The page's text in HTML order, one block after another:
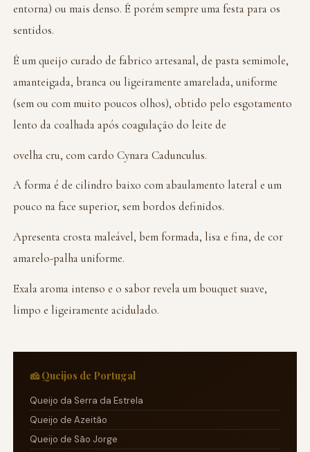
entorna) ou mais denso. É porém sempre uma festa para os
sentidos.
É um queijo curado de fabrico artesanal, de pasta semimole,
amanteigada, branca ou ligeiramente amarelada, uniforme
(sem ou com muito poucos olhos), obtido pelo esgotamento
lento da coalhada após coagulação do leite de
ovelha cru, com cardo Cynara Cadunculus.
A forma é de cilindro baixo com abaulamento lateral e um
pouco na face superior, sem bordos definidos.
Apresenta crosta maleável, bem formada, lisa e fina, de cor
amarelo-palha uniforme.
Exala aroma intenso e o sabor revela um bouquet suave,
limpo e ligeiramente acidulado.
🧀 Queijos de Portugal
Queijo da Serra da Estrela
Queijo de Azeitão
Queijo de São Jorge